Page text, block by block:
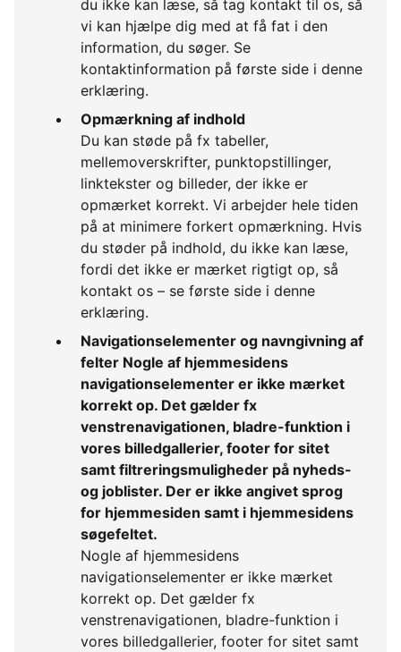
du ikke kan læse, så tag kontakt til os, så
vi kan hjælpe dig med at få fat i den
information, du søger. Se
kontaktinformation på første side i denne
erklæring.
Opmærkning af indhold
Du kan støde på fx tabeller,
mellemoverskrifter, punktopstillinger,
linktekster og billeder, der ikke er
opmærket korrekt. Vi arbejder hele tiden
på at minimere forkert opmærkning. Hvis
du støder på indhold, du ikke kan læse,
fordi det ikke er mærket rigtigt op, så
kontakt os – se første side i denne
erklæring.
Navigationselementer og navngivning af
felter Nogle af hjemmesidens
navigationselementer er ikke mærket
korrekt op. Det gælder fx
venstrenavigationen, bladre-funktion i
vores billedgallerier, footer for sitet
samt filtreringsmuligheder på nyheds-
og joblister. Der er ikke angivet sprog
for hjemmesiden samt i hjemmesidens
søgefeltet.
Nogle af hjemmesidens
navigationselementer er ikke mærket
korrekt op. Det gælder fx
venstrenavigationen, bladre-funktion i
vores billedgallerier, footer for sitet samt